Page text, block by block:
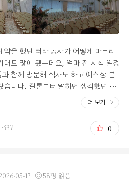
동될 일도 없어 보였고, 로비도 여유 있
담도 편한 분위기에
도 합리적이라고 생각되어 당일 바로
, 억지로 결정을 유도하는 분위기가 아
음이 갔어요. 사진은 처음 계약 당시
이라 많지 않은 점은 조금 아쉬웠지만,
접 확인하면서 납득이 됐습니다. 시
행했는데 뷔페 종류도 다양하고 퀄리티
히 단체 뷔페라 크게 기대를 안 했는
준이 괜찮아서 만족스러웠어요. 하객
리인 만큼 음식이 중요한데, 이 부분도
약을 했던 터라 공사가 어떻게 마무리
대도 많이 됐는데요, 얼마 전 시식 일정
과 함께 방문해 식사도 하고 예식장 분
습니다. 결론부터 말하면 생각했던 것
웠어요. 공사 전보다 전체적으로 훨씬
로 바뀌어서 들어가자마자 마음이 놓이
한 날은 날씨도 정말 좋아서 자연광이
, 그 덕분인지 공간이 더 따뜻하고 생기
제 취향은 아니라서 고민을 꽤 했거
더 보기
요? 0
05-17 58명 읽음